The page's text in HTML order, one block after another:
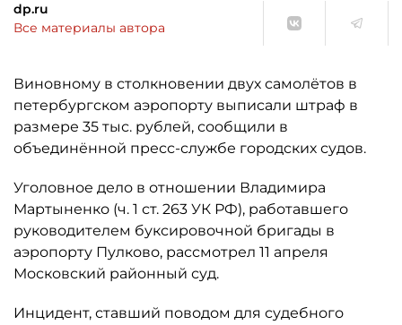
dp.ru
Все материалы автора
Виновному в столкновении двух самолётов в
петербургском аэропорту выписали штраф в
размере 35 тыс. рублей, сообщили в
объединённой пресс-службе городских судов.
Уголовное дело в отношении Владимира
Мартыненко (ч. 1 ст. 263 УК РФ), работавшего
руководителем буксировочной бригады в
аэропорту Пулково, рассмотрел 11 апреля
Московский районный суд.
Инцидент, ставший поводом для судебного